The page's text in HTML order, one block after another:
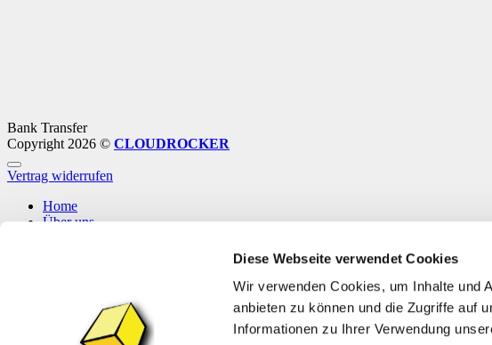
Diese Webseite verwendet Cookies
Wir verwenden Cookies, um Inhalte und
anbieten zu können und die Zugriffe auf
Informationen zu Ihrer Verwendung
Bank Transfer
Copyright 2026 © CLOUDROCKER
Vertrag widerrufen
Home
Über uns
Anmelden